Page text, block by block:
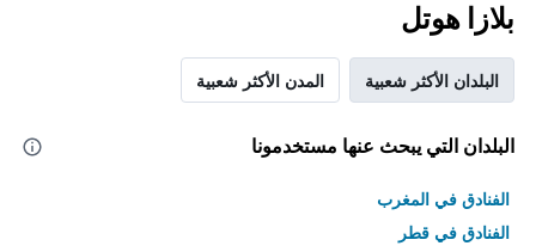
بلازا هوتل
البلدان الأكثر شعبية المدن الأكثر شعبية
البلدان التي يبحث عنها مستخدمونا
الفنادق في المغرب
الفنادق في قطر